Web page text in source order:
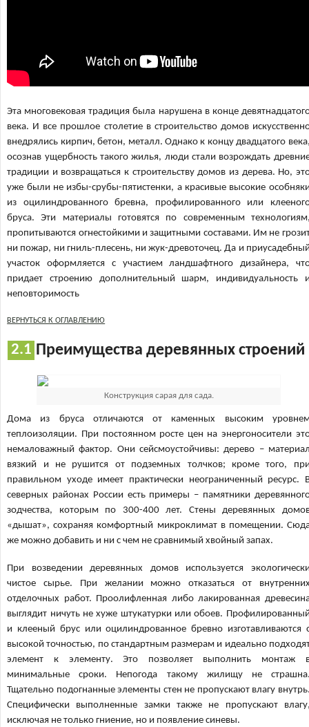
Эта многовековая традиция была нарушена в конце
века. И все прошлое столетие в строительство домов
внедрялись кирпич, бетон, металл. Однако к концу двадцатого
осознав ущербность такого жилья, люди стали возрождать
традиции и возвращаться к строительству домов из дерева. Но,
уже были не избы-срубы-пятистенки, а красивые высокие
из оцилиндрованного бревна, профилированного или
бруса. Эти материалы готовятся по современным
пропитываются огнестойкими и защитными составами. Им не
ни пожар, ни гниль-плесень, ни жук-древоточец. Да и
участок оформляется с участием ландшафтного дизайнера,
придает строению дополнительный шарм, индивидуальность
неповторимость
ВЕРНУТЬСЯ К ОГЛАВЛЕНИЮ
Преимущества деревянных строений
Конструкция сарая для сада.
Дома из бруса отличаются от каменных высоким
теплоизоляции. При постоянном росте цен на энергоносители
немаловажный фактор. Они сейсмоустойчивы: дерево –
вязкий и не рушится от подземных толчков; кроме того,
правильном уходе имеет практически неограниченный ресурс.
северных районах России есть примеры – памятники
зодчества, которым по 300-400 лет. Стены деревянных
«дышат», сохраняя комфортный микроклимат в помещении.
же можно добавить и ни с чем не сравнимый хвойный запах.
При возведении деревянных домов используется
чистое сырье. При желании можно отказаться от
отделочных работ. Проолифленная либо лакированная
выглядит ничуть не хуже штукатурки или обоев.
и клееный брус или оцилиндрованное бревно изготавливаются
высокой точностью, по стандартным размерам и идеально
элемент к элементу. Это позволяет выполнить монтаж
минимальные сроки. Непогода такому жилищу не
Тщательно подогнанные элементы стен не пропускают влагу
Специфически выполненные замки также не пропускают
исключая не только гниение, но и появление синевы.